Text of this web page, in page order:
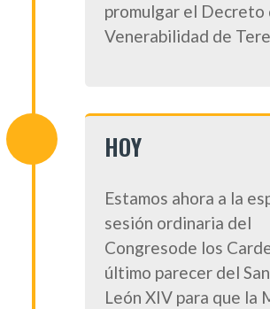
promulgar el Decreto
Venerabilidad de
HOY
Estamos ahora a la
sesión ordinaria del
Congresode los
último parecer del
León XIV para que la